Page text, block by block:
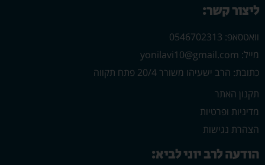
ליצור קשר:
וואטסאפ: 0546702313
מייל: yonilavi10@gmail.com
כתובת: הרב ישעיהו משורר 20/4 פתח תקווה
תקנון האתר
מדיניות ופרטיות
הצהרת נגישות
הודעה לרב יוני לביא: